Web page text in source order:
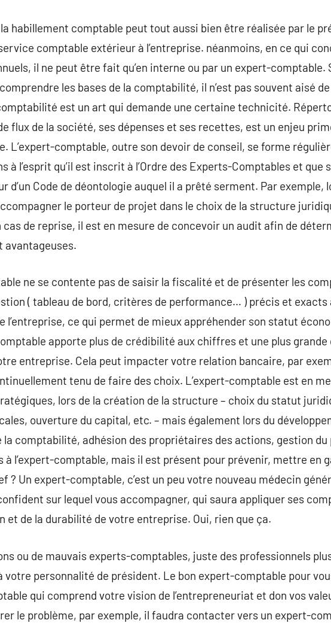
habillement comptable peut tout aussi bien être réalisée par le
comptable extérieur à l’entreprise. néanmoins, en ce qui
il ne peut être fait qu’en interne ou par un expert-comptable.
les bases de la comptabilité, il n’est pas souvent aisé
est un art qui demande une certaine technicité.
flux de la société, ses dépenses et ses recettes, est un enjeu
L’expert-comptable, outre son devoir de conseil, se forme
à l’esprit qu’il est inscrit à l’Ordre des Experts-Comptables et que
d’un Code de déontologie auquel il a prêté serment. Par exemple,
le porteur de projet dans le choix de la structure
de reprise, il est en mesure de concevoir un audit afin de
avantageuses.
ne se contente pas de saisir la fiscalité et de présenter les
( tableau de bord, critères de performance… ) précis et exacts
l’entreprise, ce qui permet de mieux appréhender son statut
apporte plus de crédibilité aux chiffres et une plus
entreprise. Cela peut impacter votre relation bancaire, par
tenu de faire des choix. L’expert-comptable est en
lors de la création de la structure – choix du statut
ouverture du capital, etc. – mais également lors du
comptabilité, adhésion des propriétaires des actions, gestion
à l’expert-comptable, mais il est présent pour prévenir, mettre en
? Un expert-comptable, c’est un peu votre nouveau médecin
sur lequel vous accompagner, qui saura appliquer ses
et de la durabilité de votre entreprise. Oui, rien que ça.
ou de mauvais experts-comptables, juste des professionnels
votre personnalité de président. Le bon expert-comptable pour
qui comprend votre vision de l’entrepreneuriat et don vos
le problème, par exemple, il faudra contacter vers un expert-